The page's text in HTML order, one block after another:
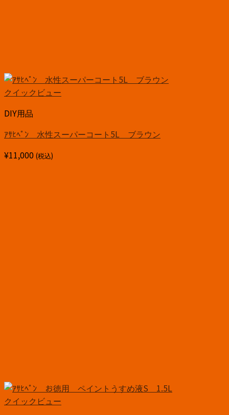
クイックビュー
DIY用品
ｱｻﾋﾍﾟﾝ 水性スーパーコート5L ブラウン
¥11,000 (税込)
クイックビュー